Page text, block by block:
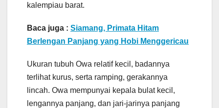
kalempiau barat.
Baca juga : Siamang, Primata Hitam
Berlengan Panjang yang Hobi Menggericau
Ukuran tubuh Owa relatif kecil, badannya
terlihat kurus, serta ramping, gerakannya
lincah. Owa mempunyai kepala bulat kecil,
lengannya panjang, dan jari-jarinya panjang